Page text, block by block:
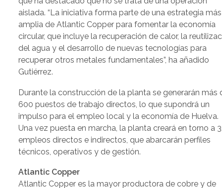
aislada. “La iniciativa forma parte de una estrategia más
amplia de Atlantic Copper para fomentar la economía
circular, que incluye la recuperación de calor, la
del agua y el desarrollo de nuevas tecnologías para
recuperar otros metales fundamentales”, ha añadido
Gutiérrez.
Durante la construcción de la planta se generarán más
600 puestos de trabajo directos, lo que supondrá un
impulso para el empleo local y la economía de Huelva.
Una vez puesta en marcha, la planta creará en torno a
empleos directos e indirectos, que abarcarán perfiles
técnicos, operativos y de gestión.
Atlantic Copper
Atlantic Copper es la mayor productora de cobre y de